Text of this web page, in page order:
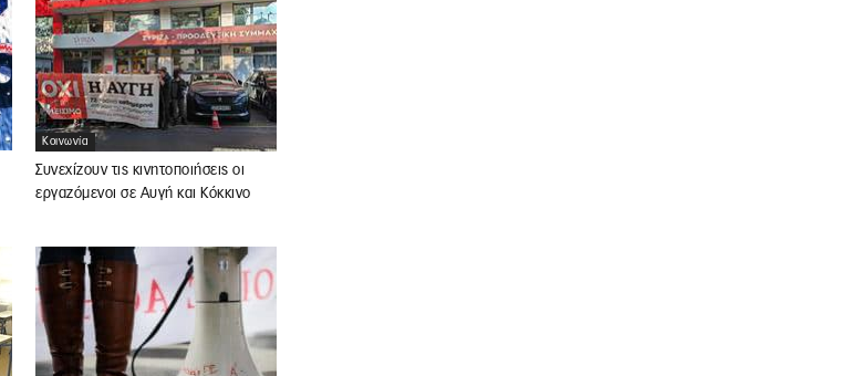
Κοινωνία
Συνεχίζουν τις κινητοποιήσεις οι
εργαζόμενοι σε Αυγή και Κόκκινο